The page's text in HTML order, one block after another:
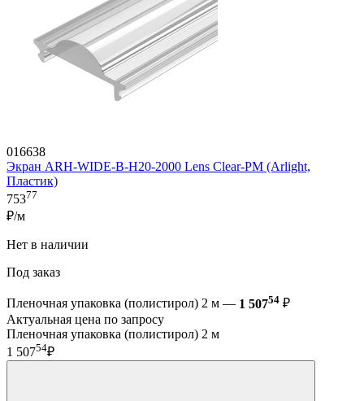
016638
Экран ARH-WIDE-B-H20-2000 Lens Clear-PM (Arlight,
Пластик)
75377
₽/м
Нет в наличии
Под заказ
Пленочная упаковка (полистирол) 2 м — 1 50754 ₽
Актуальная цена по запросу
Пленочная упаковка (полистирол) 2 м
1 50754₽